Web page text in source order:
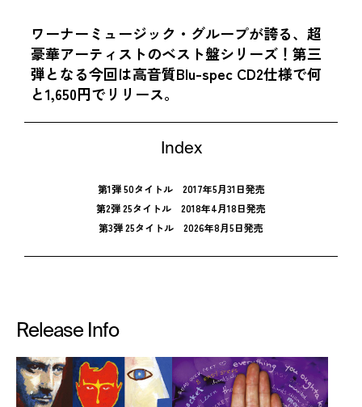
ワーナーミュージック・グループが誇る、超
豪華アーティストのベスト盤シリーズ！第三
弾となる今回は高音質Blu-spec CD2仕様で何
と1,650円でリリース。
Index
第1弾 50タイトル 2017年5月31日発売
第2弾 25タイトル 2018年4月18日発売
第3弾 25タイトル 2026年8月5日発売
Release Info